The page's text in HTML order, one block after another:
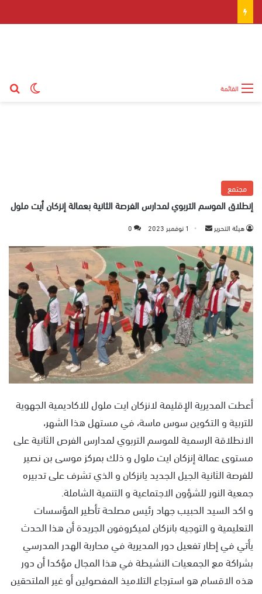
القائمة
مجتمع
إنطلاق الموسم التربوي لمدارس الفرصة الثانية بعمالة إنزكان أيت ملول
هيئة التحرير
س
ل
ب
ر
ي
د
ا
إ
ل
ك
ر
و
ي
1 نوفمبر 2023 0
أعطت المديرية الإقليمة لانزكان ايت ملول للاكاديمية الجهوية
للتربية و التكوين سوس ماسة، في مستهل هذا الشهر،
الانطلاقة الرسمية للموسم التربوي لمدارس الفرص الثانية على
مستوى عمالة إنزكان ايت ملول و ذلك بمركز موسى بن نصير
للفرصة الثانية الجيل الجديد يانزكان و الذي تشرف على تدبيره
جمعية النور للشؤون الاجتماعية و التنمية الشاملة.
و اكد السيد الحبيب جهاد رئيس مصلحة تأطير المؤسسات
التعليمية و التوجيه بانزكان لميكروفون الجريدة أن هذا الحدث
يأتي في إطار تفعيل دور المديرية في محاربة الهدر المدرسي
بشراكة مع الجمعيات النشيطة في هذا المجال مؤكدا أن دور
هذه الاقسام هو استرجاع التلاميذ المفصولين أو غير الملتحقين